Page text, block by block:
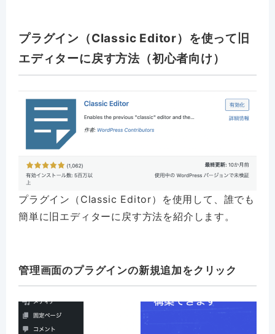
プラグイン（Classic Editor）を使って旧
エディターに戻す方法（初心者向け）
プラグイン（Classic Editor）を使用して、誰でも
簡単に旧エディターに戻す方法を紹介します。
管理画面のプラグインの新規追加をクリック